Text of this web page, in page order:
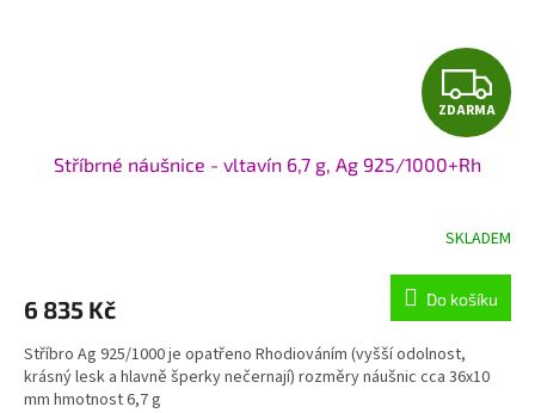
Z
D
R
M
A
ZDARMA
Stříbrné náušnice - vltavín 6,7 g, Ag 925/1000+Rh
SKLADEM
6 835 Kč Do košíku
Stříbro Ag 925/1000 je opatřeno Rhodiováním (vyšší odolnost,
krásný lesk a hlavně šperky nečernají) rozměry náušnic cca 36x10
mm hmotnost 6,7 g